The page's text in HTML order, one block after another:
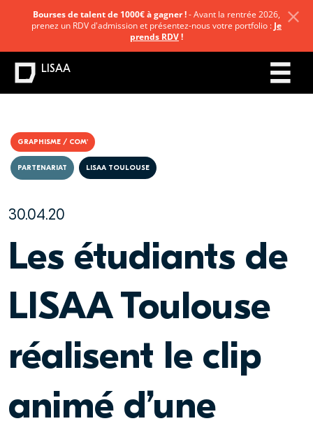
GRAPHISME / COM'
30.04.20
PARTENARIAT LISAA TOULOUSE
Les étudiants de
LISAA Toulouse
réalisent le clip
animé d’une
Bourses de talent de 1000€ à gagner !- Avant la rentrée 2026,
prenez un RDV d'admission et présentez-nous votre portfolio : Je
prends RDV!
LISAA